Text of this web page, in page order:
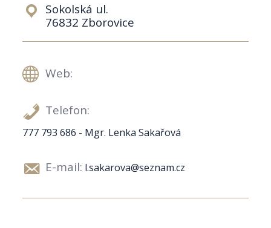
Sokolská ul.
76832 Zborovice
Web:
Telefon:
777 793 686 - Mgr. Lenka Sakařová
E-mail: l.sakarova@seznam.cz